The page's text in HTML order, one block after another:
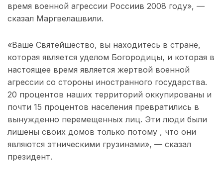
время военной агрессии Россиив 2008 году», —
сказал Маргвелашвили.
«Ваше Святейшество, вы находитесь в стране,
которая является уделом Богородицы, и которая в
настоящее время является жертвой военной
агрессии со стороны иностранного государства.
20 процентов наших территорий оккупированы и
почти 15 процентов населения превратились в
вынужденно перемещенных лиц. Эти люди были
лишены своих домов только потому , что они
являются этническими грузинами», — сказал
президент.